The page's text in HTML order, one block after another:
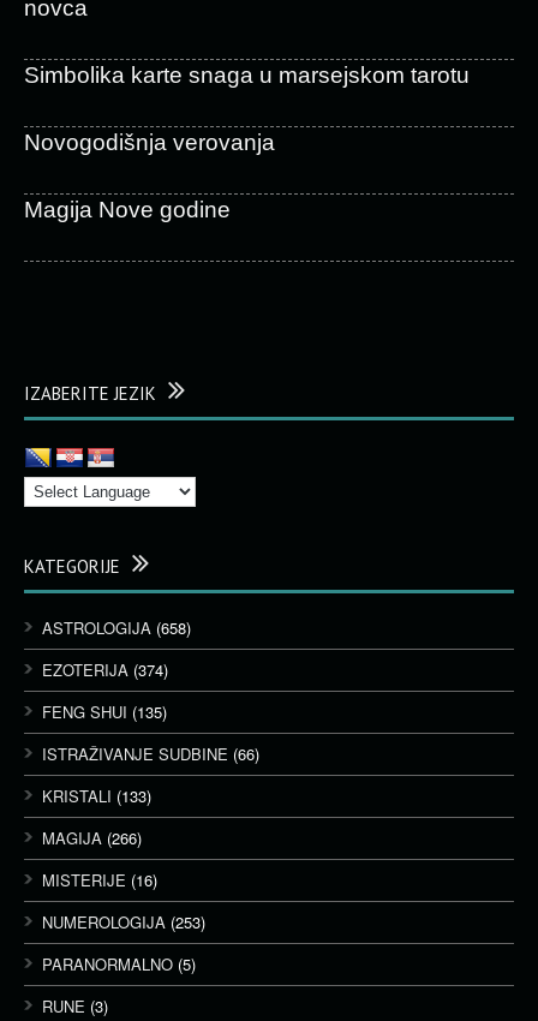
novca
Simbolika karte snaga u marsejskom tarotu
Novogodišnja verovanja
Magija Nove godine
IZABERITE JEZIK
KATEGORIJE
ASTROLOGIJA (658)
EZOTERIJA (374)
FENG SHUI (135)
ISTRAŽIVANJE SUDBINE (66)
KRISTALI (133)
MAGIJA (266)
MISTERIJE (16)
NUMEROLOGIJA (253)
PARANORMALNO (5)
RUNE (3)